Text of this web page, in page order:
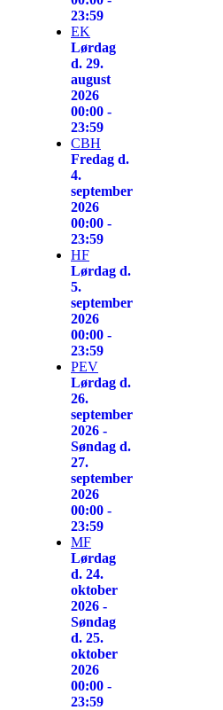
23:59
EK
Lørdag
d. 29.
august
2026
00:00 -
23:59
CBH
Fredag d.
4.
september
2026
00:00 -
23:59
HF
Lørdag d.
5.
september
2026
00:00 -
23:59
PEV
Lørdag d.
26.
september
2026 -
Søndag d.
27.
september
2026
00:00 -
23:59
MF
Lørdag
d. 24.
oktober
2026 -
Søndag
d. 25.
oktober
2026
00:00 -
23:59